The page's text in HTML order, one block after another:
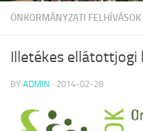
ÖNKORMÁNYZATI FELHÍVÁSOK
Illetékes ellátottjogi
BY ADMIN · 2014-02-28